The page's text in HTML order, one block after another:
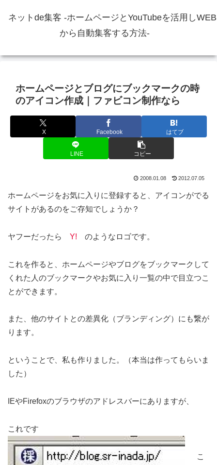
ネットde集客 -ホームページとYouTubeを活用しWEB
から自動集客する方法-
ホームページとブログにブックマークの時
のアイコン作成｜ファビコン制作なら
X Facebook はてブ
LINE コピー
2008.01.08 2012.07.05
ホームページをお気に入りに登録すると、アイコンがでる
サイトがあるのをご存知でしょうか？
ヤフーだったら Y! のようなロゴです。
これを作ると、ホームページやブログをブックマークして
くれた人のブックマークやお気に入り一覧の中で目立つこ
とができます。
また、他のサイトとの差異化（ブランディング）にも繋が
ります。
ということで、私も作りました。（本当は作ってもらいま
した）
IEやFirefoxのブラウザのアドレスバーにありますが、
これです
こ